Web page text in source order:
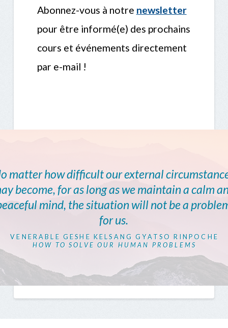
Abonnez-vous à notre newsletter
pour être informé(e) des prochains
cours et événements directement
par e-mail !
matter how difficult our external
become, for as long as we maintain a calm
mind, the situation will not be a
for us.
VENERABLE GESHE KELSANG GYATSO RINPOCHE
HOW TO SOLVE OUR HUMAN PROBLEMS